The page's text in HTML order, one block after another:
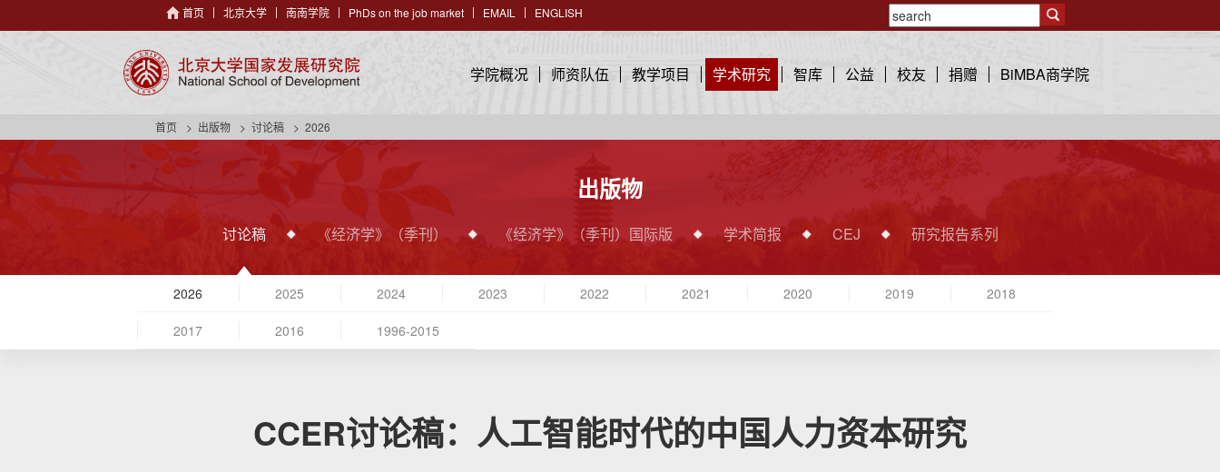
首页 北京大学 南南学院 PhDs on the job market EMAIL ENGLISH
学院概况 师资队伍 教学项目 学术研究 智库 公益 校友 捐赠 BiMBA商学院
首页 出版物 讨论稿 2026
出版物
讨论稿 《经济学》（季刊） 《经济学》（季刊）国际版 学术简报 CEJ 研究报告系列
2026 2025 2024 2023 2022 2021 2020 2019 2018
2017 2016 1996-2015
CCER讨论稿：人工智能时代的中国人力资本研究